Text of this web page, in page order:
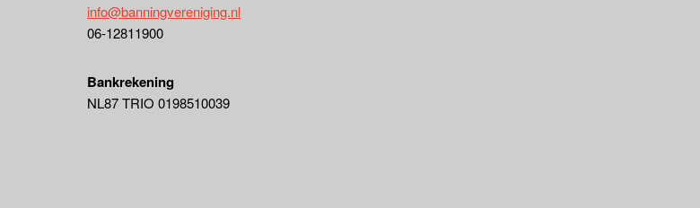
info@banningvereniging.nl
06-12811900
Bankrekening
NL87 TRIO 0198510039